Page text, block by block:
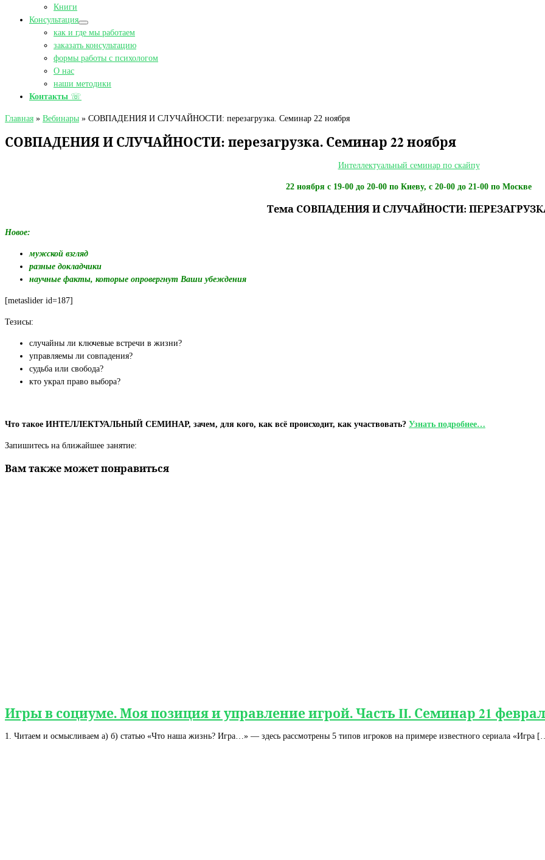
Книги
Консультация
как и где мы работаем
заказать консультацию
формы работы с психологом
О нас
наши методики
Контакты ☏
Главная » Вебинары » СОВПАДЕНИЯ И СЛУЧАЙНОСТИ: перезагрузка. Семинар 22 ноября
СОВПАДЕНИЯ И СЛУЧАЙНОСТИ: перезагрузка. Семинар 22 ноября
Интеллектуальный семинар по скайпу
22 ноября с 19-00 до 20-00 по Киеву, с 20-00 до 21-00 по Москве
Тема СОВПАДЕНИЯ И СЛУЧАЙНОСТИ:
Новое:
мужской взгляд
разные докладчики
научные факты, которые опровергнут Ваши убеждения
[metaslider id=187]
Тезисы:
случайны ли ключевые встречи в жизни?
управляемы ли совпадения?
судьба или свобода?
кто украл право выбора?
Что такое ИНТЕЛЛЕКТУАЛЬНЫЙ СЕМИНАР, зачем, для кого, как всё происходит, как участвовать? Узнать подробнее…
Запишитесь на ближайшее занятие:
Вам также может понравиться
Игры в социуме. Моя позиция и управление игрой. Часть II. Семинар 21
1. Читаем и осмысливаем a) б) статью «Что наша жизнь? Игра…» — здесь рассмотрены 5 типов игроков на примере известного сериала «Игра